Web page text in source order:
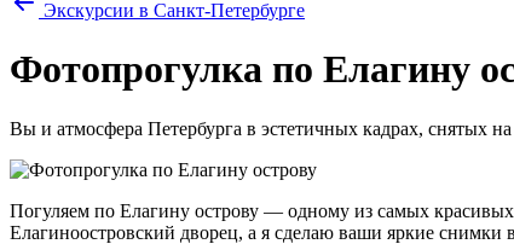
Экскурсии в Санкт-Петербурге
Фотопрогулка по Елагину
Вы и атмосфера Петербурга в эстетичных кадрах, снятых
Погуляем по Елагину острову — одному из самых
Елагиноостровский дворец, а я сделаю ваши яркие снимки